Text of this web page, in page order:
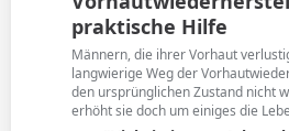
t
r
ä
g
e
z
t
e
B
e
praktische Hilfe
Männern, die ihrer Vorhaut
langwierige Weg der
den ursprünglichen Zustand nicht
erhöht sie doch um einiges die